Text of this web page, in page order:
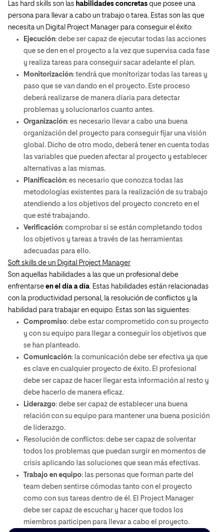
Las hard skills son las habilidades concretas que posee una
persona para llevar a cabo un trabajo o tarea. Estas son las que
necesita un Digital Project Manager para conseguir el éxito:
Ejecución: debe ser capaz de ejecutar todas las acciones
que se den en el proyecto a la vez que supervisa cada fase
y realiza tareas para conseguir sacar adelante el plan.
Monitorización: tendrá que monitorizar todas las tareas y
paso que se van dando en el proyecto. Este proceso
deberá realizarse de manera diaria para detectar
problemas y solucionarlos cuanto antes.
Organización: es necesario llevar a cabo una buena
organización del proyecto para conseguir fijar una visión
global. Dicho de otro modo, deberá tener en cuenta todas
las variables que pueden afectar al proyecto y establecer
alternativas a las mismas.
Planificación: es necesario que conozca todas las
metodologías existentes para la realización de su trabajo
atendiendo a los objetivos del proyecto concreto en el
que esté trabajando.
Verificación: comprobar si se están completando todos
los objetivos y tareas a través de las herramientas
adecuadas para ello.
Soft skills de un Digital Project Manager
Son aquellas habilidades a las que un profesional debe
enfrentarse en el día a día. Estas habilidades están relacionadas
con la productividad personal, la resolución de conflictos y la
habilidad para trabajar en equipo. Estas son las siguientes:
Compromiso: debe estar comprometido con su proyecto
y con su equipo para llegar a conseguir los objetivos que
se han planteado.
Comunicación: la comunicación debe ser efectiva ya que
es clave en cualquier proyecto de éxito. El profesional
debe ser capaz de hacer llegar esta información al resto y
debe hacerlo de manera eficaz.
Liderazgo: debe ser capaz de establecer una buena
relación con su equipo para mantener una buena posición
de liderazgo.
Resolución de conflictos: debe ser capaz de solventar
todos los problemas que puedan surgir en momentos de
crisis aplicando las soluciones que sean más efectivas.
Trabajo en equipo: las personas que forman parte del
team deben sentirse cómodas tanto con el proyecto
como con sus tareas dentro de él. El Project Manager
debe ser capaz de escuchar y hacer que todos los
miembros participen para llevar a cabo el proyecto.